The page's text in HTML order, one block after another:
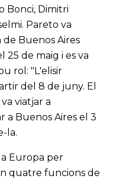
Bonci, Dimitri
Pareto va
Buenos Aires
de maig i es va
rol: "L'elisir
del 8 de juny. El
viatjar a
Buenos Aires el 3
la.
a Europa per
quatre funcions de